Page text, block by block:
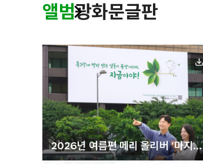
앨범광화문글판
2026년 여름편 메리 올리버 ‘마지막
날들’